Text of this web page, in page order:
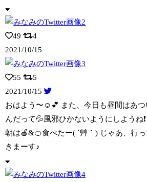
49
4
2021/10/15
55
5
2021/10/15
おはよう〜☺️💕 また、今日も昼間はあつ
んだって💦風邪ひかないようにしようね❗
朝は🍎&🍊食べたー( ´艸｀) じゃあ、行っ
きまーす♪